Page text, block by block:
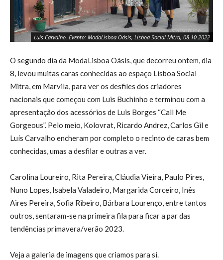
Luis Carvalho. Evento: ModaLisboa Oásis, Lisboa Social Mitra, 08.10.2022
O segundo dia da ModaLisboa Oásis, que decorreu ontem, dia
8, levou muitas caras conhecidas ao espaço Lisboa Social
Mitra, em Marvila, para ver os desfiles dos criadores
nacionais que começou com Luis Buchinho e terminou com a
apresentação dos acessórios de Luis Borges “Call Me
Gorgeous”. Pelo meio, Kolovrat, Ricardo Andrez, Carlos Gil e
Luís Carvalho encheram por completo o recinto de caras bem
conhecidas, umas a desfilar e outras a ver.
Carolina Loureiro, Rita Pereira, Cláudia Vieira, Paulo Pires,
Nuno Lopes, Isabela Valadeiro, Margarida Corceiro, Inês
Aires Pereira, Sofia Ribeiro, Bárbara Lourenço, entre tantos
outros, sentaram-se na primeira fila para ficar a par das
tendências primavera/verão 2023.
Veja a galeria de imagens que criamos para si.